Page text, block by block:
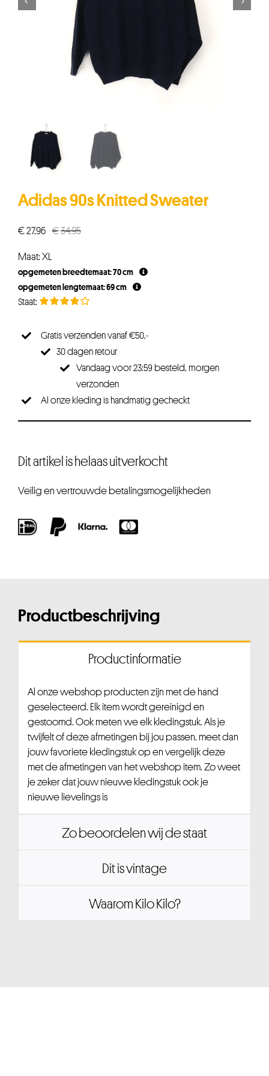
Adidas 90s Knitted Sweater
€34,95Oorspronkelijke
€34,95.
€27,96
Huidige
€27,96.
Maat: XL
opgemeten breedtemaat: 70 cm
opgemeten lengtemaat: 69 cm
Gratis verzenden vanaf €50,-
30 dagen retour
Vandaag voor 23:59 besteld, morgen
verzonden
Al onze kleding is handmatig gecheckt
Dit artikel is helaas uitverkocht
Veilig en vertrouwde betalingsmogelijkheden
Productbeschrijving
Productinformatie
Al onze webshop producten zijn met de hand
geselecteerd. Elk item wordt gereinigd en
gestoomd. Ook meten we elk kledingstuk. Als je
twijfelt of deze afmetingen bij jou passen, meet dan
jouw favoriete kledingstuk op en vergelijk deze
met de afmetingen van het webshop item. Zo weet
je zeker dat jouw nieuwe kledingstuk ook je
nieuwe lievelings is
Zo beoordelen wij de staat
Dit is vintage
Waarom Kilo Kilo?